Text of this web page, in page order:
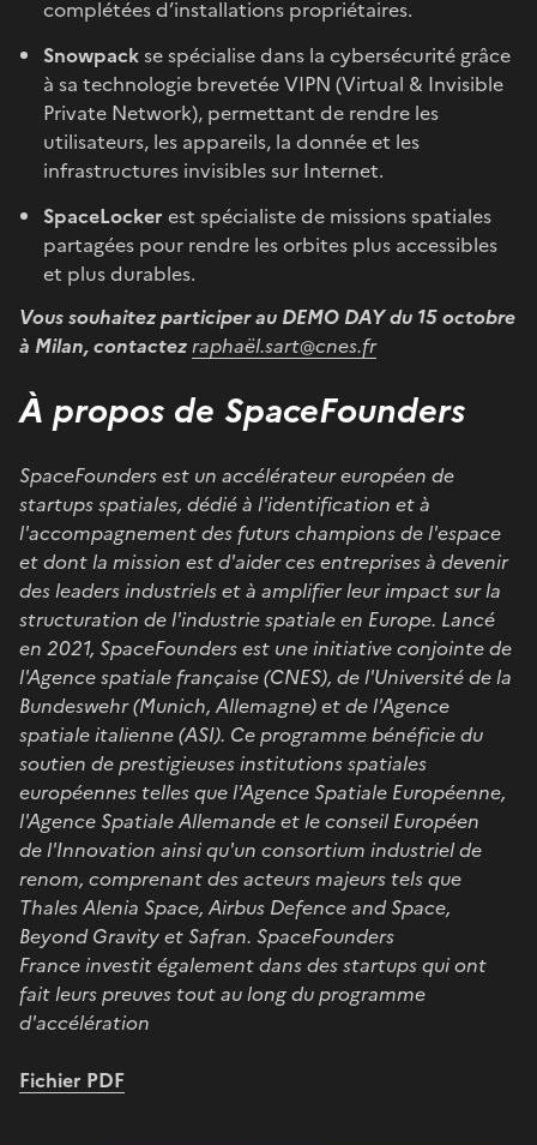
complétées d’installations propriétaires.
Snowpackse spécialise dans la cybersécurité grâce
à sa technologie brevetée VIPN (Virtual & Invisible
Private Network), permettant de rendre les
utilisateurs, les appareils, la donnée et les
infrastructures invisibles sur Internet.
SpaceLocker est spécialiste de missions spatiales
partagées pour rendre les orbites plus accessibles
et plus durables.
Vous souhaitez participer au DEMO DAY du 15 octobre
à Milan, contactezraphaël.sart@cnes.fr
À propos de SpaceFounders
SpaceFounders est un accélérateur européen de
startups spatiales, dédié à l'identification et à
l'accompagnement des futurs champions de l'espace
et dont la mission est d'aider ces entreprises à devenir
des leaders industriels et à amplifier leur impact sur la
structuration de l'industrie spatiale en Europe. Lancé
en 2021, SpaceFounders est une initiative conjointe de
l'Agence spatiale française (CNES), de l'Université de la
Bundeswehr (Munich, Allemagne) et de l'Agence
spatiale italienne (ASI). Ce programme bénéficie du
soutien de prestigieuses institutions spatiales
européennes telles que l'Agence Spatiale Européenne,
l'Agence Spatiale Allemande et le conseil Européen
de l'Innovation ainsi qu'un consortium industriel de
renom, comprenant des acteurs majeurs tels que
Thales Alenia Space, Airbus Defence and Space,
Beyond Gravity et Safran. SpaceFounders
France investit également dans des startups qui ont
fait leurs preuves tout au long du programme
d'accélération
Fichier PDF